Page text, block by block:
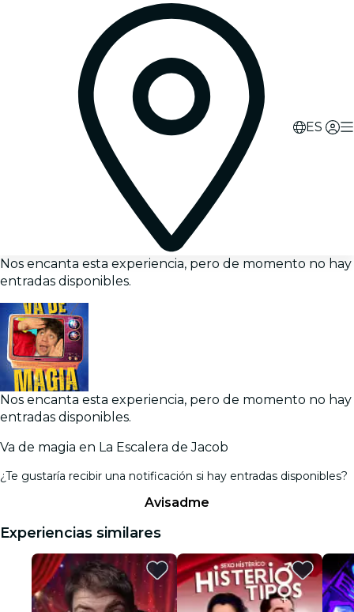
ES
Nos encanta esta experiencia, pero de momento no hay
entradas disponibles.
Nos encanta esta experiencia, pero de momento no hay
entradas disponibles.
Va de magia en La Escalera de Jacob
¿Te gustaría recibir una notificación si hay entradas disponibles?
Avisadme
Experiencias similares